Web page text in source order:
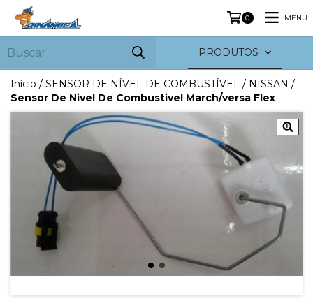
0 MENU
PRODUTOS
Início / SENSOR DE NÍVEL DE COMBUSTÍVEL / NISSAN /
Sensor De Nivel De Combustivel March/versa Flex